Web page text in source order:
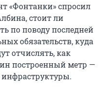
«Фонтанки» спросил
стоит ли
по поводу последней
обязательств, куда
отчислять, как
построенный метр —